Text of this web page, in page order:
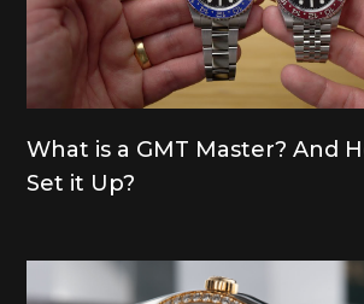
What is a GMT Master? And
Set it Up?